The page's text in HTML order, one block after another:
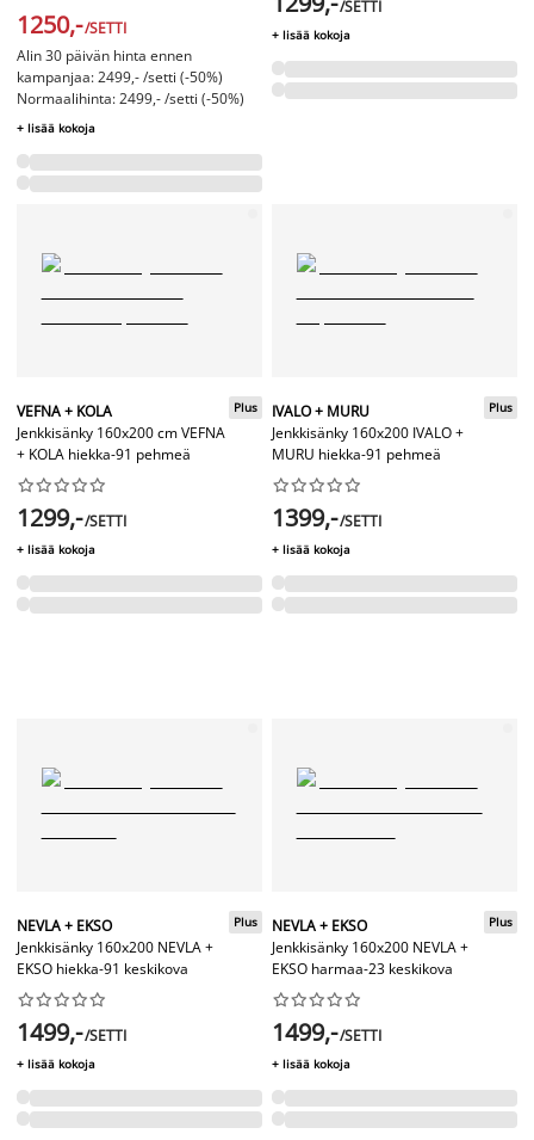
1250,-/SETTI
Alin 30 päivän hinta ennen
kampanjaa: 2499,- /setti (-50%)
Normaalihinta: 2499,- /setti (-50%)
+ lisää kokoja
/SETTI
+ lisää kokoja
VEFNA + KOLA
Jenkkisänky 160x200 cm VEFNA
+ KOLA hiekka-91 pehmeä
Plus






1299,-/SETTI
+ lisää kokoja
IVALO + MURU
Jenkkisänky 160x200 IVALO +
MURU hiekka-91 pehmeä
Plus






1399,-/SETTI
+ lisää kokoja
NEVLA + EKSO
Jenkkisänky 160x200 NEVLA +
EKSO hiekka-91 keskikova
Plus






1499,-/SETTI
+ lisää kokoja
NEVLA + EKSO
Jenkkisänky 160x200 NEVLA +
EKSO harmaa-23 keskikova
Plus






1499,-/SETTI
+ lisää kokoja